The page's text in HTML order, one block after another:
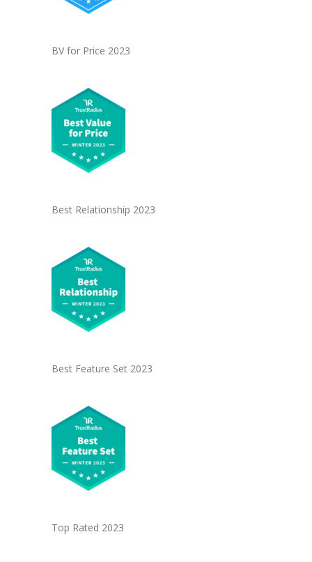
BV for Price 2023
Best Relationship 2023
Best Feature Set 2023
Top Rated 2023